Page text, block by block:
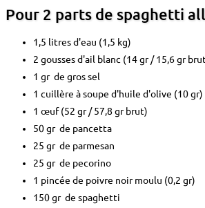
Pour 2 parts de spaghetti
1,5 litres d'eau (1,5 kg)
2 gousses d'ail blanc (14 gr / 15,6 gr
1 gr de gros sel
1 cuillère à soupe d'huile d'olive (10 gr)
1 œuf (52 gr / 57,8 gr brut)
50 gr de pancetta
25 gr de parmesan
25 gr de pecorino
1 pincée de poivre noir moulu (0,2 gr)
150 gr de spaghetti